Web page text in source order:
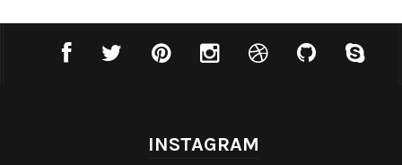
INSTAGRAM